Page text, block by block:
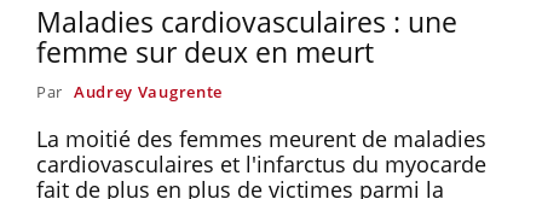
Maladies cardiovasculaires : une
femme sur deux en meurt
Par Audrey Vaugrente
La moitié des femmes meurent de maladies
cardiovasculaires et l'infarctus du myocarde
fait de plus en plus de victimes parmi la